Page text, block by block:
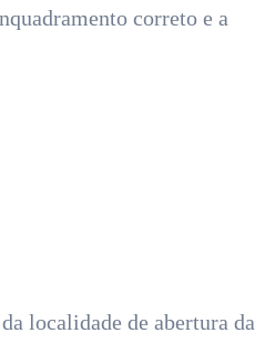
correto e a
localidade de abertura da